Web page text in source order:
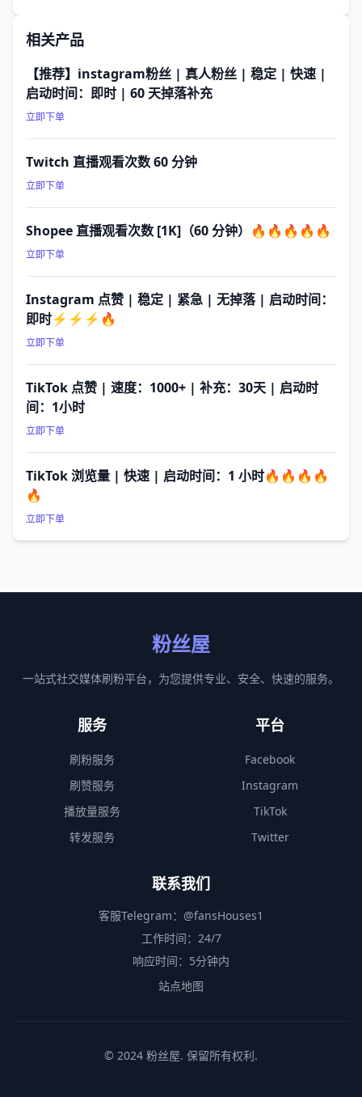
相关产品
【推荐】instagram粉丝 | 真人粉丝 | 稳定 | 快速 |
启动时间：即时 | 60 天掉落补充
立即下单
Twitch 直播观看次数 60 分钟
立即下单
Shopee 直播观看次数 [1K]（60 分钟）🔥🔥🔥🔥🔥
立即下单
Instagram 点赞 | 稳定 | 紧急 | 无掉落 | 启动时间：
即时⚡⚡⚡🔥
立即下单
TikTok 点赞 | 速度：1000+ | 补充：30天 | 启动时
间：1小时
立即下单
TikTok 浏览量 | 快速 | 启动时间：1 小时🔥🔥🔥🔥
🔥
立即下单
粉丝屋
一站式社交媒体刷粉平台，为您提供专业、安全、快速的服务。
服务
刷粉服务
刷赞服务
播放量服务
转发服务
平台
Facebook
Instagram
TikTok
Twitter
联系我们
客服Telegram： @fansHouses1
工作时间：24/7
响应时间：5分钟内
站点地图
© 2024 粉丝屋. 保留所有权利.